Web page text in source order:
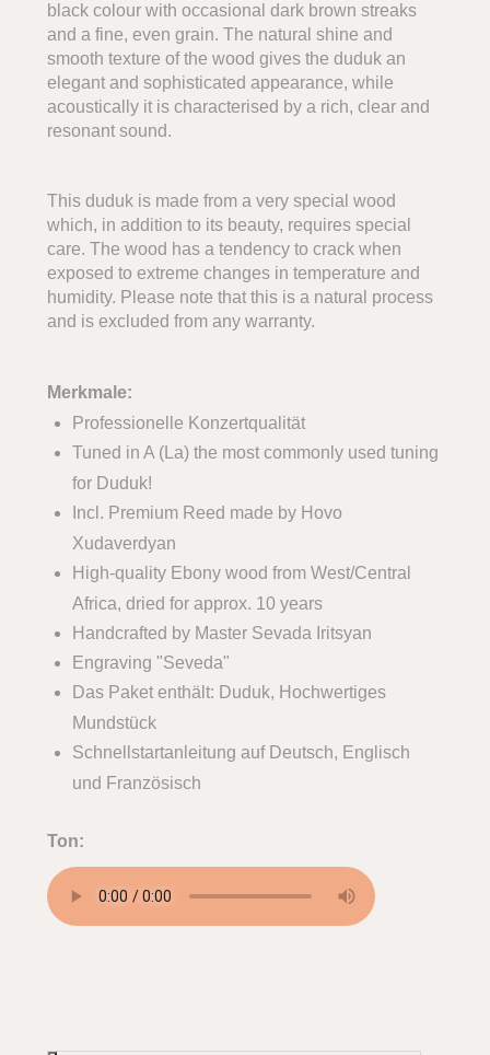
black colour with occasional dark brown streaks
and a fine, even grain. The natural shine and
smooth texture of the wood gives the duduk an
elegant and sophisticated appearance, while
acoustically it is characterised by a rich, clear and
resonant sound.
This duduk is made from a very special wood
which, in addition to its beauty, requires special
care. The wood has a tendency to crack when
exposed to extreme changes in temperature and
humidity. Please note that this is a natural process
and is excluded from any warranty.
Merkmale:
Professionelle Konzertqualität
Tuned in A (La) the most commonly used tuning
for Duduk!
Incl. Premium Reed made by Hovo
Xudaverdyan
High-quality Ebony wood from West/Central
Africa, dried for approx. 10 years
Handcrafted by Master Sevada Iritsyan
Engraving "Seveda"
Das Paket enthält: Duduk, Hochwertiges
Mundstück
Schnellstartanleitung auf Deutsch, Englisch
und Französisch
Ton: